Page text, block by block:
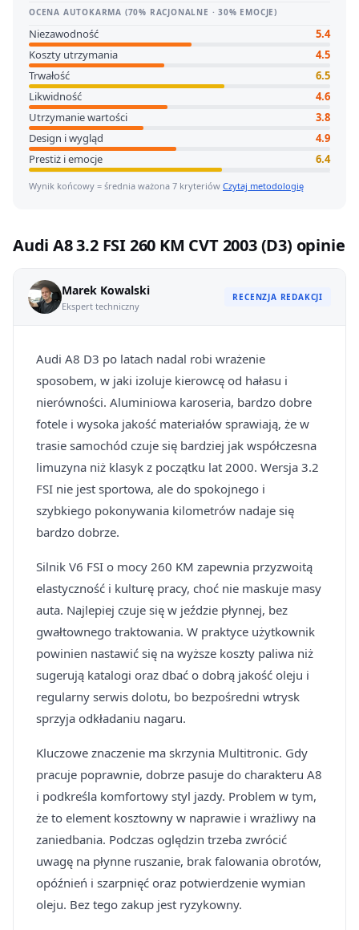
OCENA AUTOKARMA (70% RACJONALNE · 30% EMOCJE)
Niezawodność
5.4
Koszty utrzymania
4.5
Trwałość
6.5
Likwidność
4.6
Utrzymanie wartości
3.8
Design i wygląd
4.9
Prestiż i emocje
6.4
Wynik końcowy = średnia ważona 7 kryteriów Czytaj metodologię
Audi A8 3.2 FSI 260 KM CVT 2003 (D3) opinie
Marek Kowalski
Ekspert techniczny
RECENZJA REDAKCJI
Audi A8 D3 po latach nadal robi wrażenie
sposobem, w jaki izoluje kierowcę od hałasu i
nierówności. Aluminiowa karoseria, bardzo dobre
fotele i wysoka jakość materiałów sprawiają, że w
trasie samochód czuje się bardziej jak współczesna
limuzyna niż klasyk z początku lat 2000. Wersja 3.2
FSI nie jest sportowa, ale do spokojnego i
szybkiego pokonywania kilometrów nadaje się
bardzo dobrze.
Silnik V6 FSI o mocy 260 KM zapewnia przyzwoitą
elastyczność i kulturę pracy, choć nie maskuje masy
auta. Najlepiej czuje się w jeździe płynnej, bez
gwałtownego traktowania. W praktyce użytkownik
powinien nastawić się na wyższe koszty paliwa niż
sugerują katalogi oraz dbać o dobrą jakość oleju i
regularny serwis dolotu, bo bezpośredni wtrysk
sprzyja odkładaniu nagaru.
Kluczowe znaczenie ma skrzynia Multitronic. Gdy
pracuje poprawnie, dobrze pasuje do charakteru A8
i podkreśla komfortowy styl jazdy. Problem w tym,
że to element kosztowny w naprawie i wrażliwy na
zaniedbania. Podczas oględzin trzeba zwrócić
uwagę na płynne ruszanie, brak falowania obrotów,
opóźnień i szarpnięć oraz potwierdzenie wymian
oleju. Bez tego zakup jest ryzykowny.